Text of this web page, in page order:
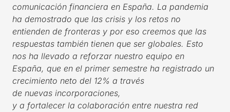
comunicación financiera en España. La pandemia
ha demostrado que las crisis y los retos no
entienden de fronteras y por eso creemos que las
respuestas también tienen que ser globales. Esto
nos ha llevado a reforzar nuestro equipo en
España, que en el primer semestre ha registrado un
crecimiento neto del 12% a través
de nuevas incorporaciones,
y a fortalecer la colaboración entre nuestra red